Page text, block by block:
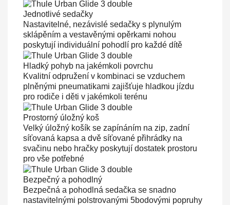
Jednotlivé sedačky
Nastavitelné, nezávislé sedačky s plynulým
sklápěním a vestavěnými opěrkami nohou
poskytují individuální pohodlí pro každé dítě
Hladký pohyb na jakémkoli povrchu
Kvalitní odpružení v kombinaci se vzduchem
plněnými pneumatikami zajišťuje hladkou jízdu
pro rodiče i děti v jakémkoli terénu
Prostorný úložný koš
Velký úložný košík se zapínáním na zip, zadní
síťovaná kapsa a dvě síťované přihrádky na
svačinu nebo hračky poskytují dostatek prostoru
pro vše potřebné
Bezpečný a pohodlný
Bezpečná a pohodlná sedačka se snadno
nastavitelnými polstrovanými 5bodovými popruhy